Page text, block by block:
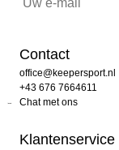
Contact
office@keepersport.nl
+43 676 7664611
Chat met ons
Klantenservice